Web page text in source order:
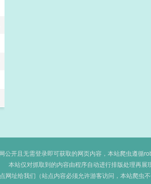
公开且无需登录即可获取的网页内容，本站爬虫遵循
本站仅对抓取到的内容由程序自动进行排版处理再展
网址给我们（站点内容必须允许游客访问，本站爬虫